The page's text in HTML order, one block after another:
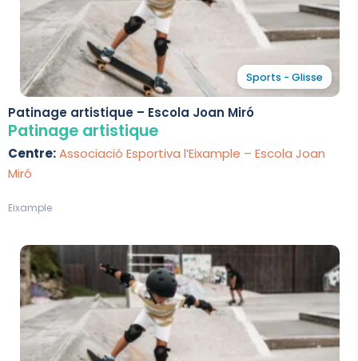
Sports - Glisse
Patinage artistique – Escola Joan Miró
Patinage artistique
Centre:Associació Esportiva l’Eixample – Escola Joan
Miró
Eixample